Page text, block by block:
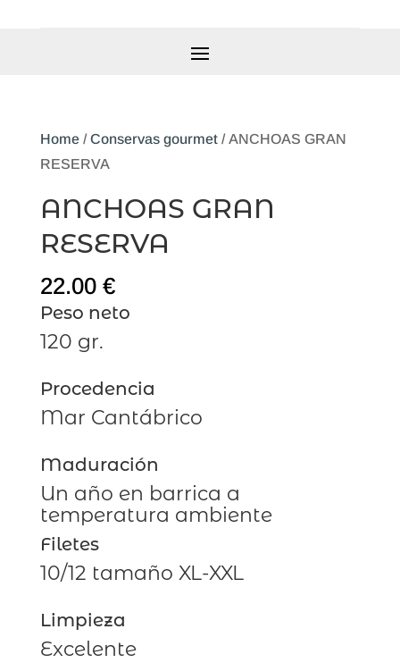
Home/Conservas gourmet/ ANCHOAS GRAN
RESERVA
ANCHOAS GRAN
RESERVA
22.00 €
Peso neto
120 gr.
Procedencia
Mar Cantábrico
Maduración
Un año en barrica a
temperatura ambiente
Filetes
10/12 tamaño XL-XXL
Limpieza
Excelente